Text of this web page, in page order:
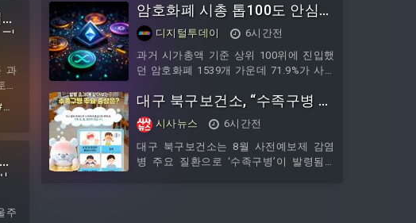
배
.
과
주
피 시설 운영까지 다각적인 폭염 대응 체
계를 강화했다.▲ 현장 중심 안전 캠페인
및 취약계층 밀착 안부 확인지역자율방재
단은 6일 사상 명품가로공원 일원에서 주
민들을 대상으로 생수 500병을 배부하며
예방 캠페인을 펼쳤다.사상구는 노인, 장
애인, 사회적 고립가구가 많은 지역 특성
에 맞춰 등 돌봄 취약계층을 위한 폭염 신
속 대응체계를 구축
암호화폐 시총 톱100도 안심
못한다…5년 내 62% '소멸'
디지털투데이
6시간전
과거 시가총액 기준 상위 100위에 진입했
던 암호화폐 1539개 가운데 71.9%가 사실
블록체인 매체 코인포스트에 따르면 암호
화폐 분석업체 크립토랭크는 지난 4일 엑
스를 통해 이 같은 조사 결과를 공개했다.
크립토랭크는 주요 거래소에서 상장폐지
됐거나, 하루 거래대금이 90일 이상 1만달
대구 북구보건소, “수족구병 예
방 및 집단발병 관리 강화”
시사뉴스
6시간전
대구 북구보건소는 8월 사전예보제 감염
병 주요 질환으로 ‘수족구병’이 발령됨에